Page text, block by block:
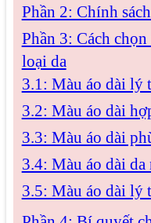
Phần 2: Chính
Phần 3: Cách
loại da
3.1: Màu áo dài lý
3.2: Màu áo dài
3.3: Màu áo dài
3.4: Màu áo dài da
3.5: Màu áo dài lý